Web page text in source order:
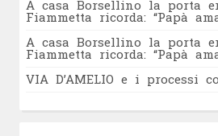
A casa Borsellino la porta
Fiammetta ricorda: “Papà
A casa Borsellino la porta
Fiammetta ricorda: “Papà
VIA D’AMELIO e i processi